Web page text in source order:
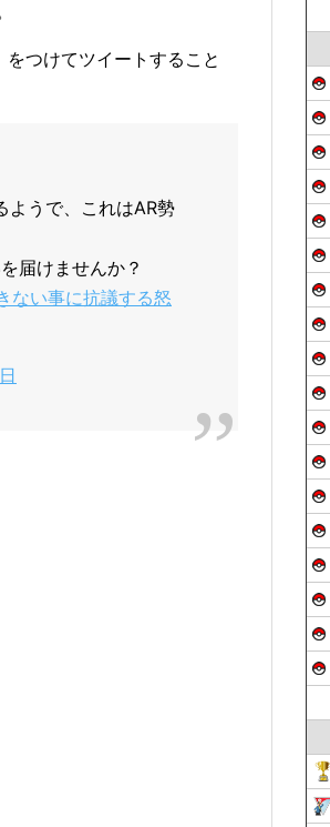
をつけてツイートすること
ようで、これはAR勢
届けませんか？
ない事に抗議する怒